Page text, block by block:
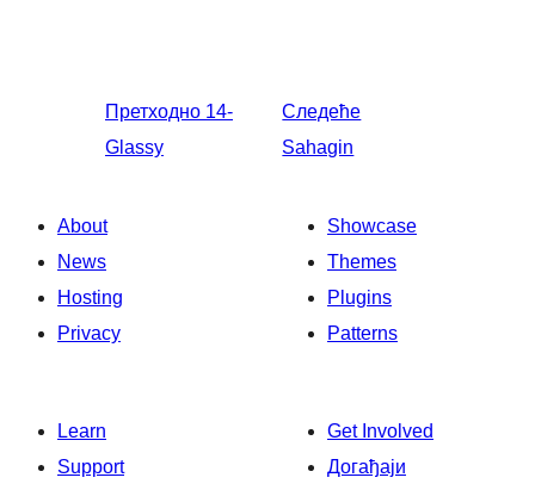
Претходно 14-
Glassy
Следеће
Sahagin
About
News
Hosting
Privacy
Showcase
Themes
Plugins
Patterns
Learn
Support
Get Involved
Догађаји